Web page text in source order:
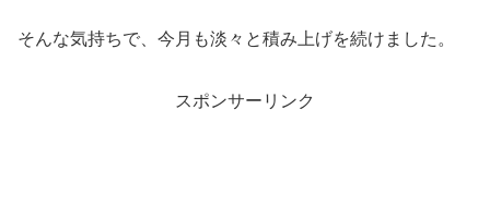
そんな気持ちで、今月も淡々と積み上げを続けました。
スポンサーリンク